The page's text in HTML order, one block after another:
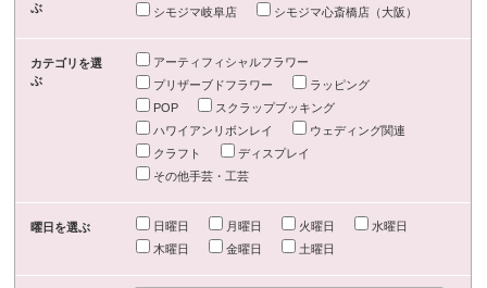
ぶ
シモジマ岐阜店
シモジマ心斎橋店（大阪）
カテゴリを選
ぶ
アーティフィシャルフラワー
プリザーブドフラワー
ラッピング
POP
スクラップブッキング
ハワイアンリボンレイ
ウェディング関連
クラフト
ディスプレイ
その他手芸・工芸
曜日を選ぶ 日曜日 月曜日 火曜日
水曜日
木曜日
金曜日 土曜日